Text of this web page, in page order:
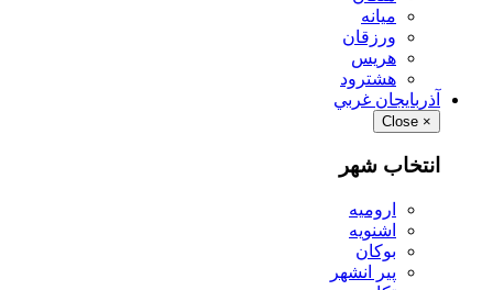
ميانه
ورزقان
هريس
هشترود
آذربايجان غربي
×
Close
انتخاب شهر
اروميه
اشنويه
بوكان
پير انشهر